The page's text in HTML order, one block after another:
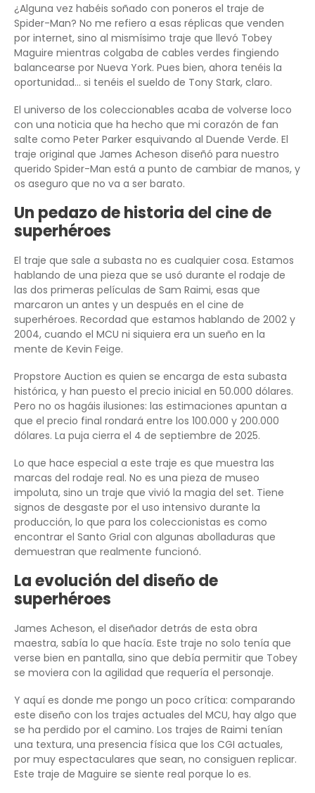
¿Alguna vez habéis soñado con poneros el traje de
Spider-Man? No me refiero a esas réplicas que venden
por internet, sino al mismísimo traje que llevó Tobey
Maguire mientras colgaba de cables verdes fingiendo
balancearse por Nueva York. Pues bien, ahora tenéis la
oportunidad… si tenéis el sueldo de Tony Stark, claro.
El universo de los coleccionables acaba de volverse loco
con una noticia que ha hecho que mi corazón de fan
salte como Peter Parker esquivando al Duende Verde. El
traje original que James Acheson diseñó para nuestro
querido Spider-Man está a punto de cambiar de manos, y
os aseguro que no va a ser barato.
Un pedazo de historia del cine de
superhéroes
El traje que sale a subasta no es cualquier cosa. Estamos
hablando de una pieza que se usó durante el rodaje de
las dos primeras películas de Sam Raimi, esas que
marcaron un antes y un después en el cine de
superhéroes. Recordad que estamos hablando de 2002 y
2004, cuando el MCU ni siquiera era un sueño en la
mente de Kevin Feige.
Propstore Auction es quien se encarga de esta subasta
histórica, y han puesto el precio inicial en 50.000 dólares.
Pero no os hagáis ilusiones: las estimaciones apuntan a
que el precio final rondará entre los 100.000 y 200.000
dólares. La puja cierra el 4 de septiembre de 2025.
Lo que hace especial a este traje es que muestra las
marcas del rodaje real. No es una pieza de museo
impoluta, sino un traje que vivió la magia del set. Tiene
signos de desgaste por el uso intensivo durante la
producción, lo que para los coleccionistas es como
encontrar el Santo Grial con algunas abolladuras que
demuestran que realmente funcionó.
La evolución del diseño de
superhéroes
James Acheson, el diseñador detrás de esta obra
maestra, sabía lo que hacía. Este traje no solo tenía que
verse bien en pantalla, sino que debía permitir que Tobey
se moviera con la agilidad que requería el personaje.
Y aquí es donde me pongo un poco crítica: comparando
este diseño con los trajes actuales del MCU, hay algo que
se ha perdido por el camino. Los trajes de Raimi tenían
una textura, una presencia física que los CGI actuales,
por muy espectaculares que sean, no consiguen replicar.
Este traje de Maguire se siente real porque lo es.